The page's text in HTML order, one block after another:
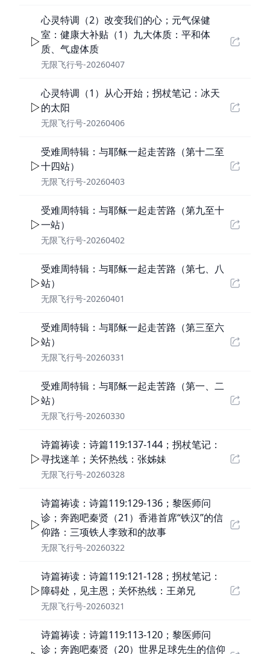
心灵特调（2）改变我们的心；元气保健
室：健康大补贴（1）九大体质：平和体
质、气虚体质
无限飞行号-20260407
心灵特调（1）从心开始；拐杖笔记：冰天
的太阳
无限飞行号-20260406
受难周特辑：与耶稣一起走苦路（第十二至
十四站）
无限飞行号-20260403
受难周特辑：与耶稣一起走苦路（第九至十
一站）
无限飞行号-20260402
受难周特辑：与耶稣一起走苦路（第七、八
站）
无限飞行号-20260401
受难周特辑：与耶稣一起走苦路（第三至六
站）
无限飞行号-20260331
受难周特辑：与耶稣一起走苦路（第一、二
站）
无限飞行号-20260330
诗篇祷读：诗篇119:137-144；拐杖笔记：
寻找迷羊；关怀热线：张姊妹
无限飞行号-20260328
诗篇祷读：诗篇119:129-136；黎医师问
诊；奔跑吧秦贤（21）香港首席“铁汉”的信
仰路：三项铁人李致和的故事
无限飞行号-20260322
诗篇祷读：诗篇119:121-128；拐杖笔记：
障碍处，见主恩；关怀热线：王弟兄
无限飞行号-20260321
诗篇祷读：诗篇119:113-120；黎医师问
诊；奔跑吧秦贤（20）世界足球先生的信仰